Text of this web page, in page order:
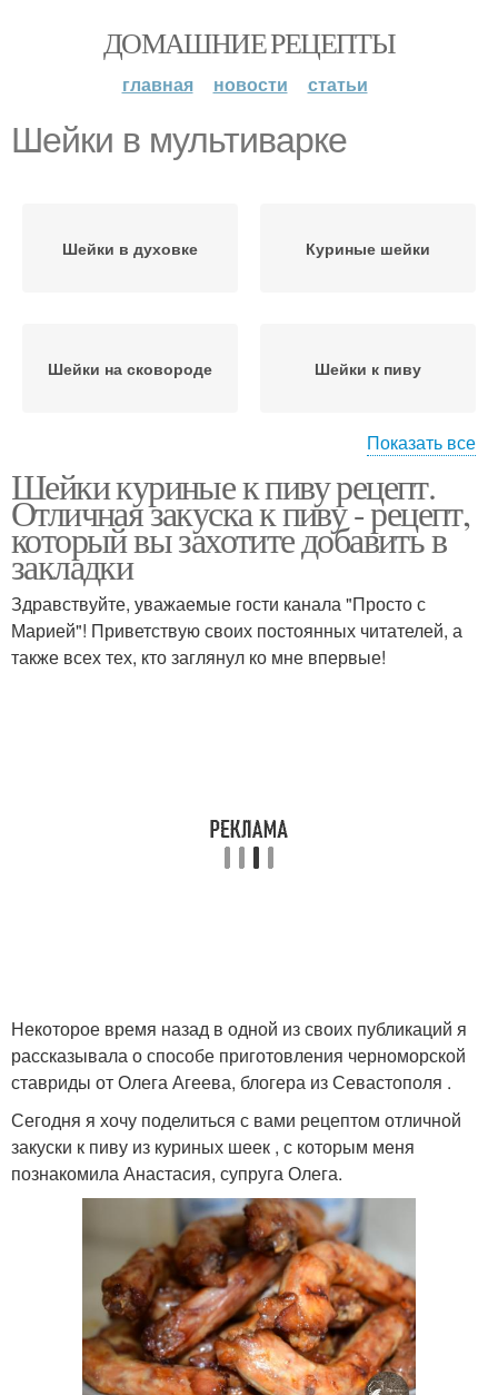
ДОМАШНИЕ РЕЦЕПТЫ
главная новости статьи
Шейки в мультиварке
Шейки в духовке Куриные шейки
Шейки на сковороде Шейки к пиву
Шейки в пароварке Шейки во фритюре
Шейки с картошкой Шейки для похудения
Показать все
Шейки куриные к пиву рецепт.
Отличная закуска к пиву - рецепт,
который вы захотите добавить в
закладки
Здравствуйте, уважаемые гости канала "Просто с
Марией"! Приветствую своих постоянных читателей, а
также всех тех, кто заглянул ко мне впервые!
Некоторое время назад в одной из своих публикаций я
рассказывала о способе приготовления черноморской
ставриды от Олега Агеева, блогера из Севастополя .
Сегодня я хочу поделиться с вами рецептом отличной
закуски к пиву из куриных шеек , с которым меня
познакомила Анастасия, супруга Олега.